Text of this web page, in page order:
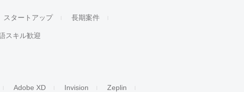
スタートアップ 長期案件
スキル歓迎
Adobe XD Invision Zeplin